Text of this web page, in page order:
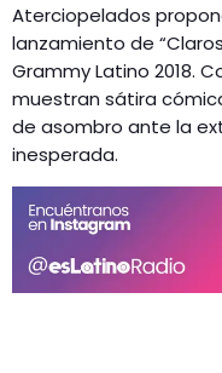
Aterciopelados
lanzamiento de
Grammy Latino 2018.
muestran sátira
de asombro ante la
inesperada.